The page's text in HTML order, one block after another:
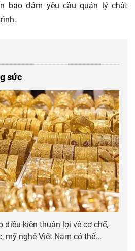
bảo đảm yêu cầu quản lý chất
sức
điều kiện thuận lợi về cơ chế,
mỹ nghệ Việt Nam có thể...